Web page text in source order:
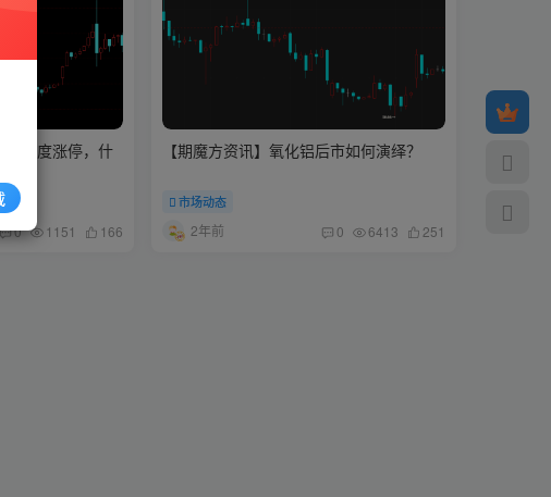
货一度涨停，什
0 1151 166
【期魔方资讯】氧化铝后市如何演绎？
市场动态
2年前 0 6413 251